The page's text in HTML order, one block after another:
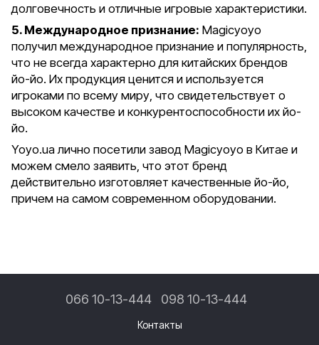
долговечность и отличные игровые характеристики.
5. Международное признание: Magicyoyo
получил международное признание и популярность,
что не всегда характерно для китайских брендов
йо-йо. Их продукция ценится и используется
игроками по всему миру, что свидетельствует о
высоком качестве и конкурентоспособности их йо-
йо.
Yoyo.ua лично посетили завод Magicyoyo в Китае и
можем смело заявить, что этот бренд
действительно изготовляет качественные йо-йо,
причем на самом современном оборудовании.
066 10-13-444 098 10-13-444
Контакты